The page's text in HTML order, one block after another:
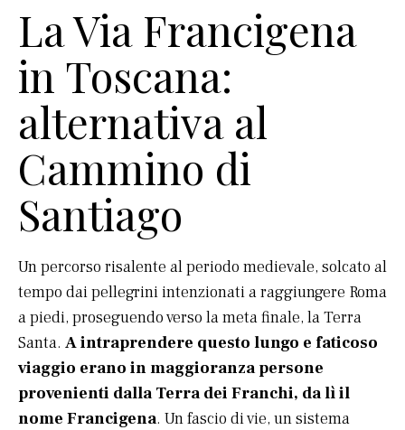
La Via Francigena
in Toscana:
alternativa al
Cammino di
Santiago
Un percorso risalente al periodo medievale, solcato al
tempo dai pellegrini intenzionati a raggiungere Roma
a piedi, proseguendo verso la meta finale, la Terra
Santa. A intraprendere questo lungo e faticoso
viaggio erano in maggioranza persone
provenienti dalla Terra dei Franchi, da lì il
nome Francigena. Un fascio di vie, un sistema